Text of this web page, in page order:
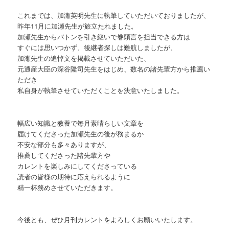
これまでは、加瀬英明先生に執筆していただいておりましたが、
昨年11月に加瀬先生が旅立たれました。
加瀬先生からバトンを引き継いで巻頭言を担当できる方は
すぐには思いつかず、後継者探しは難航しましたが、
加瀬先生の追悼文を掲載させていただいた、
元通産大臣の深谷隆司先生をはじめ、数名の諸先輩方から推薦い
ただき
私自身が執筆させていただくことを決意いたしました。
幅広い知識と教養で毎月素晴らしい文章を
届けてくださった加瀬先生の後が務まるか
不安な部分も多々ありますが、
推薦してくださった諸先輩方や
カレントを楽しみにしてくださっている
読者の皆様の期待に応えられるように
精一杯務めさせていただきます。
今後とも、ぜひ月刊カレントをよろしくお願いいたします。